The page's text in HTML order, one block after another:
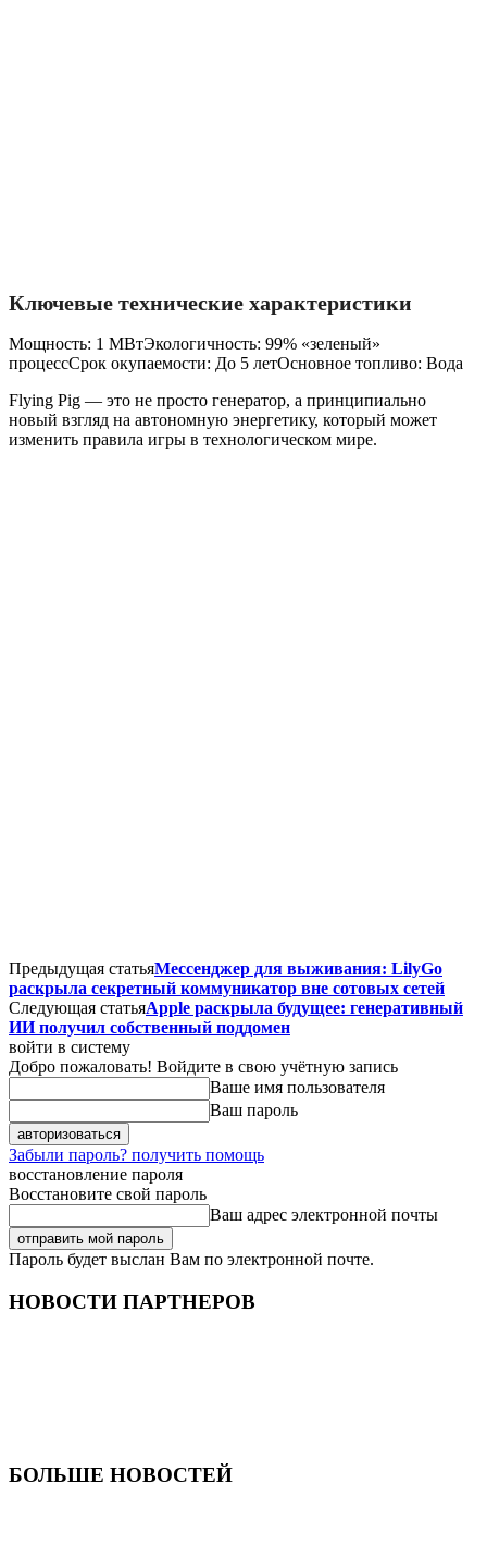
Ключевые технические характеристики
Мощность: 1 МВтЭкологичность: 99% «зеленый»
процессСрок окупаемости: До 5 летОсновное топливо: Вода
Flying Pig — это не просто генератор, а принципиально
новый взгляд на автономную энергетику, который может
изменить правила игры в технологическом мире.
Предыдущая статьяМессенджер для выживания: LilyGo
раскрыла секретный коммуникатор вне сотовых сетей
Следующая статьяApple раскрыла будущее: генеративный
ИИ получил собственный поддомен
войти в систему
Добро пожаловать! Войдите в свою учётную запись
Ваше имя пользователя
Ваш пароль
Забыли пароль? получить помощь
восстановление пароля
Восстановите свой пароль
Ваш адрес электронной почты
Пароль будет выслан Вам по электронной почте.
НОВОСТИ ПАРТНЕРОВ
БОЛЬШЕ НОВОСТЕЙ